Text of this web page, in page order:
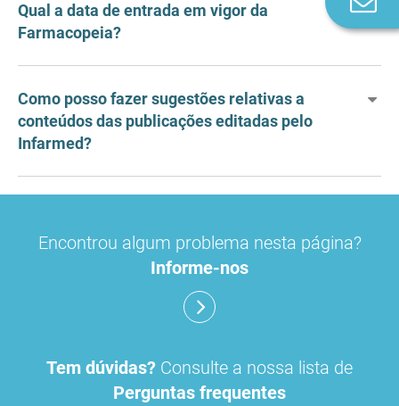
Qual a data de entrada em vigor da
Farmacopeia?
Como posso fazer sugestões relativas a
conteúdos das publicações editadas pelo
Infarmed?
Encontrou algum problema nesta página?
Informe-nos
Tem dúvidas? Consulte a nossa lista de
Perguntas frequentes